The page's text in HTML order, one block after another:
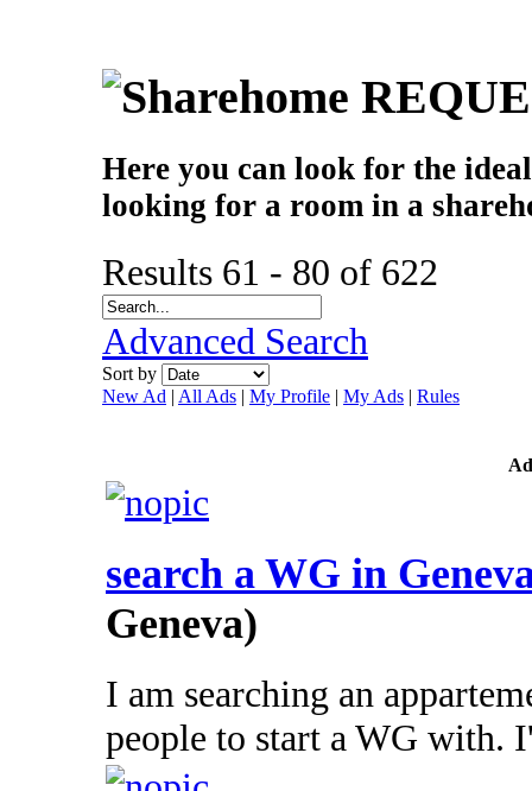
Here you can look for the
looking for a room in a
Results 61 - 80 of 622
Advanced Search
Sort by
New Ad | All Ads | My Profile | My Ads | Rules
Ad
search a WG in
Geneva)
I am searching an
people to start a WG with.